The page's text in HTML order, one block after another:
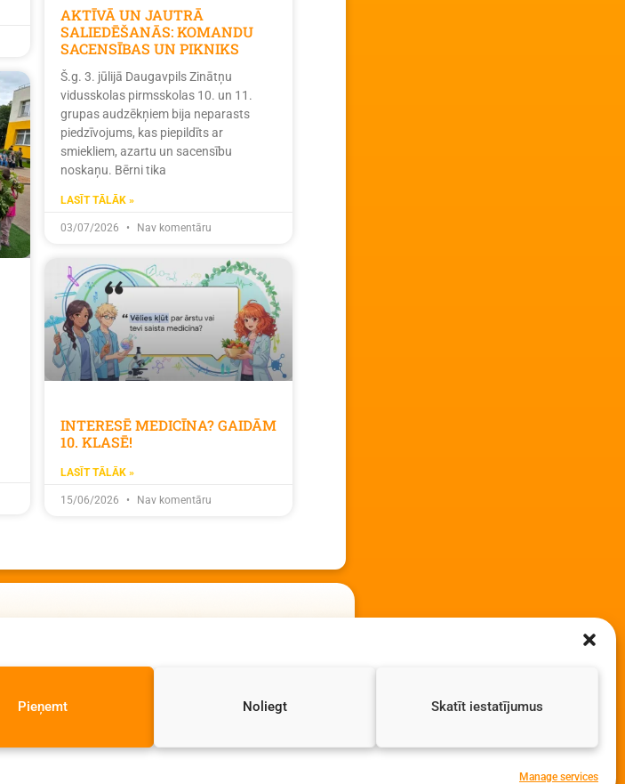
Manage services
Pieņemt Noliegt Skatīt iestatījumus
AKTĪVĀ UN JAUTRĀ
SALIEDĒŠANĀS: KOMANDU
SACENSĪBAS UN PIKNIKS
Š.g. 3. jūlijā Daugavpils Zinātņu
vidusskolas pirmsskolas 10. un 11.
grupas audzēkņiem bija neparasts
piedzīvojums, kas piepildīts ar
smiekliem, azartu un sacensību
noskaņu. Bērni tika
LASĪT TĀLĀK »
03/07/2026 Nav komentāru
INTERESĒ MEDICĪNA? GAIDĀM
10. KLASĒ!
LASĪT TĀLĀK »
15/06/2026 Nav komentāru
tālr. Direktors: 65423030,